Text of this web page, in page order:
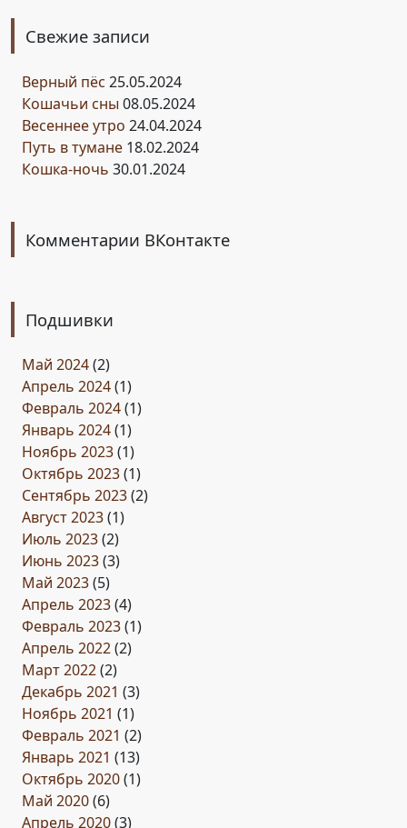
Свежие записи
Верный пёс 25.05.2024
Кошачьи сны 08.05.2024
Весеннее утро 24.04.2024
Путь в тумане 18.02.2024
Кошка-ночь 30.01.2024
Комментарии ВКонтакте
Подшивки
Май 2024(2)
Апрель 2024(1)
Февраль 2024(1)
Январь 2024(1)
Ноябрь 2023(1)
Октябрь 2023(1)
Сентябрь 2023(2)
Август 2023(1)
Июль 2023(2)
Июнь 2023(3)
Май 2023(5)
Апрель 2023(4)
Февраль 2023(1)
Апрель 2022(2)
Март 2022(2)
Декабрь 2021 (3)
Ноябрь 2021 (1)
Февраль 2021 (2)
Январь 2021 (13)
Октябрь 2020(1)
Май 2020(6)
Апрель 2020(3)